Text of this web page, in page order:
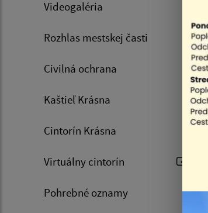
Videogaléria
Rozhlas mestskej časti
Civilná ochrana
Kaštieľ Krásna
Cintorín Krásna
Virtuálny cintorín
Pohrebné oznamy